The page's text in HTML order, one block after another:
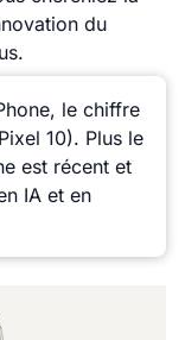
du
le chiffre
10). Plus le
est récent et
IA et en